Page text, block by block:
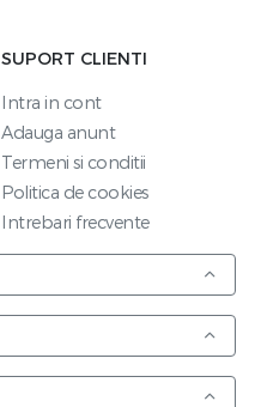
SUPORT CLIENTI
Intra in cont
Adauga anunt
Termeni si conditii
Politica de cookies
Intrebari frecvente